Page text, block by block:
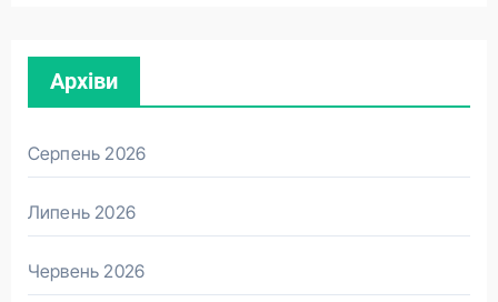
Архіви
Серпень 2026
Липень 2026
Червень 2026